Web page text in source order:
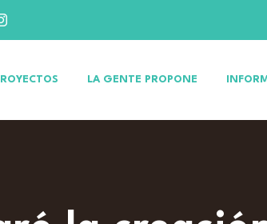
LA GENTE PROPONE